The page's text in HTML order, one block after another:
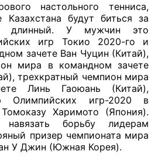
настольного тенниса,
будут биться за
длинный. У мужчин это
игр Токио 2020-го и
зачете Ван Чуцин (Китай),
мира в командном зачете
трехкратный чемпион мира
Линь Гаоюань (Китай),
Олимпийских игр-2020 в
Харимото (Япония).
борьбу лидерам
призер чемпионата мира
У Джин (Южная Корея).